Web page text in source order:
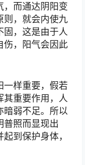
，而通达阴阳变
则，就会内使九
固，这是由于人
伤，阳气会因此
一样重要，假若
其重要作用，人
暗弱不足。所以
普照而显现出
到保护身体，